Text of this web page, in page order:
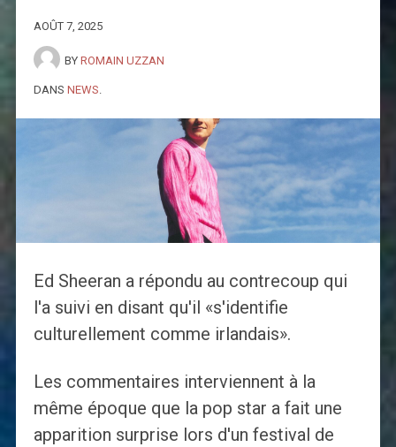
AOÛT 7, 2025
BY ROMAIN UZZAN
DANS NEWS
Ed Sheeran a répondu au contrecoup qui
l'a suivi en disant qu'il «s'identifie
culturellement comme irlandais».
Les commentaires interviennent à la
même époque que la pop star a fait une
apparition surprise lors d'un festival de